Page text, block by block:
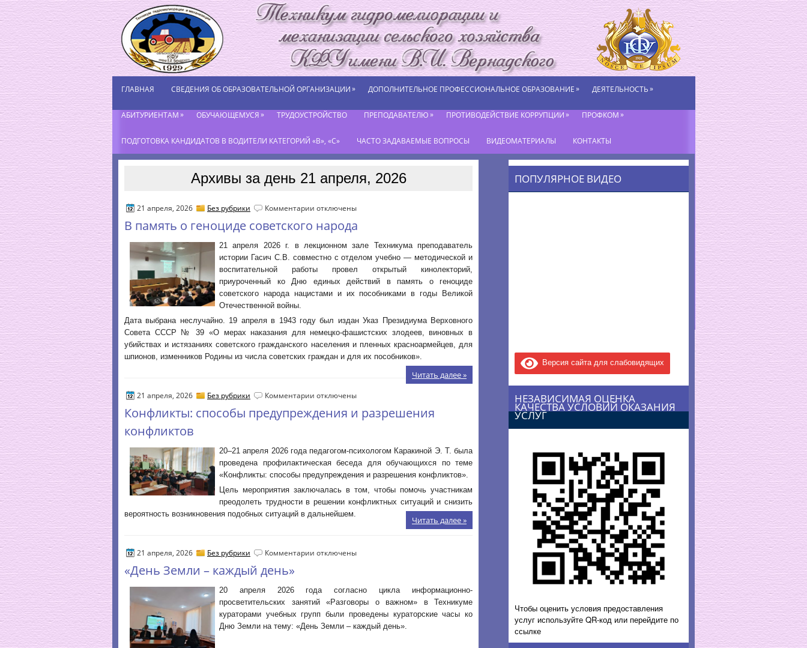
ГЛАВНАЯ СВЕДЕНИЯ ОБ ОБРАЗОВАТЕЛЬНОЙ ОРГАНИЗАЦИИ» ДОПОЛНИТЕЛЬНОЕ ПРОФЕССИОНАЛЬНОЕ ОБРАЗОВАНИЕ» ДЕЯТЕЛЬНОСТЬ»
АБИТУРИЕНТАМ» ОБУЧАЮЩЕМУСЯ» ТРУДОУСТРОЙСТВО ПРЕПОДАВАТЕЛЮ» ПРОТИВОДЕЙСТВИЕ КОРРУПЦИИ» ПРОФКОМ»
ПОДГОТОВКА КАНДИДАТОВ В ВОДИТЕЛИ КАТЕГОРИЙ «В», «С» ЧАСТО ЗАДАВАЕМЫЕ ВОПРОСЫ ВИДЕОМАТЕРИАЛЫ КОНТАКТЫ
Архивы за день 21 апреля, 2026
21 апреля, 2026 Без рубрики Комментарии к
В
о
геноциде
советского
народа
отключены
В память о геноциде советского народа
21 апреля 2026 г. в лекционном зале Техникума преподаватель
истории Гасич С.В. совместно с отделом учебно — методической и
воспитательной работы провел открытый кинолекторий,
приуроченный ко Дню единых действий в память о геноциде
советского народа нацистами и их пособниками в годы Великой
Отечественной войны.
Дата выбрана неслучайно. 19 апреля в 1943 году был издан Указ Президиума Верховного
Совета СССР № 39 «О мерах наказания для немецко-фашистских злодеев, виновных в
убийствах и истязаниях советского гражданского населения и пленных красноармейцев, для
шпионов, изменников Родины из числа советских граждан и для их пособников».
Читать далее »
21 апреля, 2026 Без рубрики Комментарии к
Конфликты:
и
разрешения
конфликтов
отключены
Конфликты: способы предупреждения и разрешения
конфликтов
20–21 апреля 2026 года педагогом‑психологом Каракиной Э. Т. была
проведена профилактическая беседа для обучающихся по теме
«Конфликты: способы предупреждения и разрешения конфликтов».
Цель мероприятия заключалась в том, чтобы помочь участникам
преодолеть трудности в решении конфликтных ситуаций и снизить
вероятность возникновения подобных ситуаций в дальнейшем.
Читать далее »
21 апреля, 2026 Без рубрики Комментарии к
–
каждый
день»
отключены
«День Земли – каждый день»
20 апреля 2026 года согласно цикла информационно-
просветительских занятий «Разговоры о важном» в Техникуме
кураторами учебных групп были проведены кураторские часы ко
Дню Земли на тему: «День Земли – каждый день».
ПОПУЛЯРНОЕ ВИДЕО
Версия сайта для слабовидящих
НЕЗАВИСИМАЯ ОЦЕНКА
КАЧЕСТВА УСЛОВИЙ ОКАЗАНИЯ
УСЛУГ
Чтобы оценить условия предоставления
услуг используйте QR-код или перейдите по
ссылке